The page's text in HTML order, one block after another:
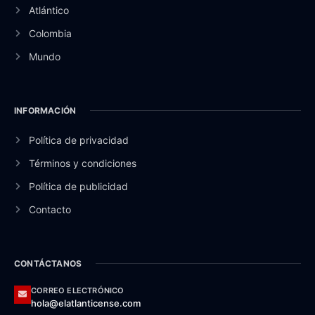
Atlántico
Colombia
Mundo
INFORMACIÓN
Política de privacidad
Términos y condiciones
Política de publicidad
Contacto
CONTÁCTANOS
CORREO ELECTRÓNICO
hola@elatlanticense.com